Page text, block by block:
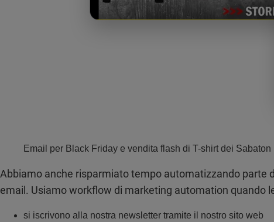
Email per Black Friday e vendita flash di T-shirt dei Sabaton
Abbiamo anche risparmiato tempo automatizzando parte
email. Usiamo workflow di marketing automation quando
si iscrivono alla nostra newsletter tramite il nostro sito web